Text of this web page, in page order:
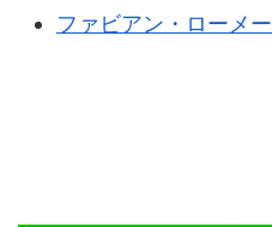
ファビアン・ローメー